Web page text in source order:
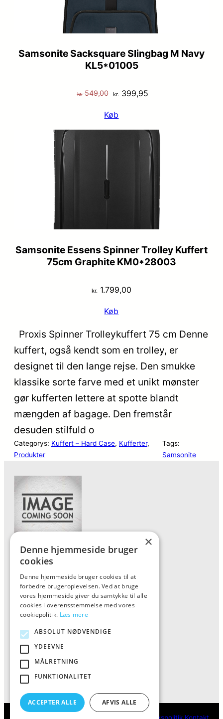
Samsonite Sacksquare Slingbag M Navy
KL5*01005
kr.549,00 Den
pris
kr. 549,00.
kr.399,95Den
er:
kr. 399,95.
Køb
Samsonite Essens Spinner Trolley Kuffert
75cm Graphite KM0*28003
kr. 1.799,00
Køb
Proxis Spinner Trolleykuffert 75 cm Denne
kuffert, også kendt som en trolley, er
designet til den lange rejse. Den smukke
klassike sorte farve med et unikt mønster
gør kufferten lettere at spotte blandt
mængden af bagage. Den fremstår
desuden stilfuld o
Categorys: Kuffert – Hard Case, Kufferter
Produkter
Tags:
Samsonite
Forside
Vis alle produkter
Kontakt
Oversigt artikler
ALFA
Tlf: 7876 8672
Mail:info@al-fa.dk
×
Denne hjemmeside bruger
cookies
Denne hjemmeside bruger cookies til at
forbedre brugeroplevelsen. Ved at bruge
vores hjemmeside giver du samtykke til alle
cookies i overensstemmelse med vores
cookiepolitik. Læs mere
ABSOLUT NØDVENDIGE
YDEEVNE
MÅLRETNING
FUNKTIONALITET
ACCEPTER ALLE AFVIS ALLE